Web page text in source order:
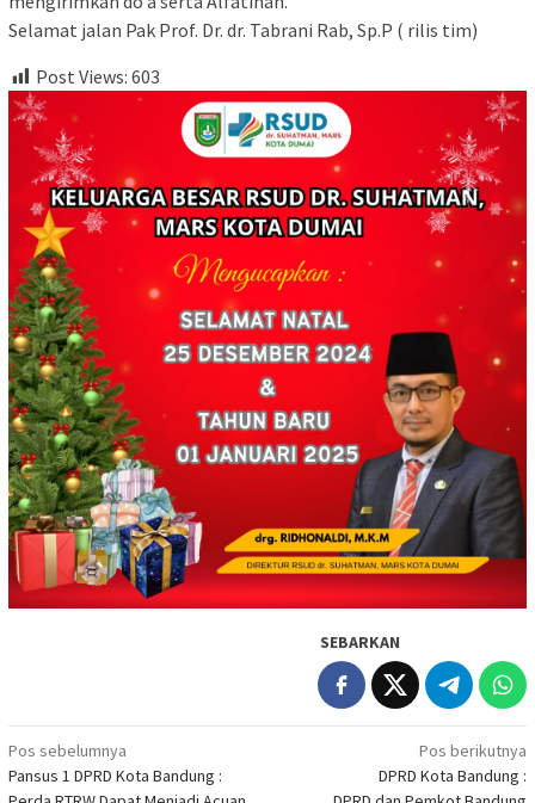
Selamat jalan Pak Prof. Dr. dr. Tabrani Rab, Sp.P ( rilis tim)
Post Views: 603
SEBARKAN
Navigasi
pos
Pos sebelumnya
Pansus 1 DPRD Kota Bandung :
Pos berikutnya
DPRD Kota Bandung :